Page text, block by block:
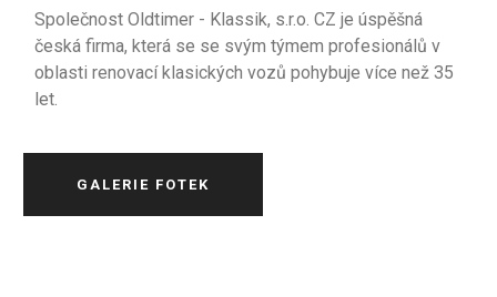
Společnost Oldtimer - Klassik, s.r.o. CZ je úspěšná
česká firma, která se se svým týmem profesionálů v
oblasti renovací klasických vozů pohybuje více než 35
let.
GALERIE FOTEK